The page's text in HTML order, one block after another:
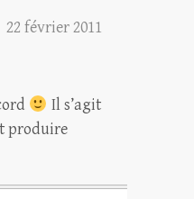
22 février 2011
Il s’agit
produire